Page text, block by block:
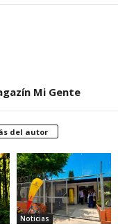
Mi Gente
del autor
Noticias